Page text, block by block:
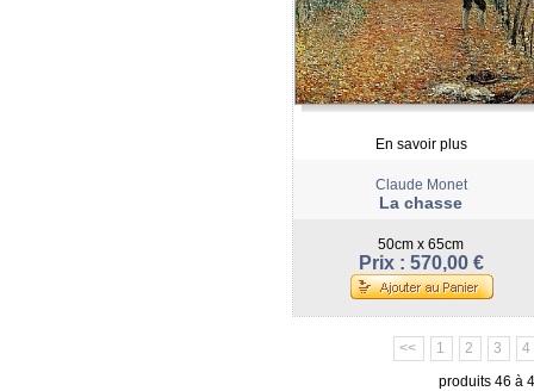
En savoir plus
Claude Monet
La chasse
50cm x 65cm
Prix : 570,00 €
<< 1 2 3
4
produits 46 à